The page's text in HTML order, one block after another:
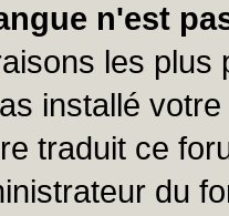
n'est
les plus
installé
traduit ce
du